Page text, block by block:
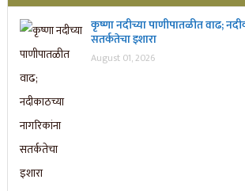
कृष्णा नदीच्या पाणीपातळीत वाढ;
सतर्कतेचा इशारा
August 01, 2026